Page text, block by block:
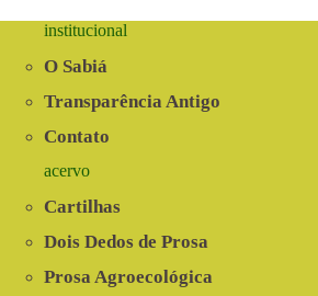
institucional
O Sabiá
Transparência Antigo
Contato
acervo
Cartilhas
Dois Dedos de Prosa
Prosa Agroecológica